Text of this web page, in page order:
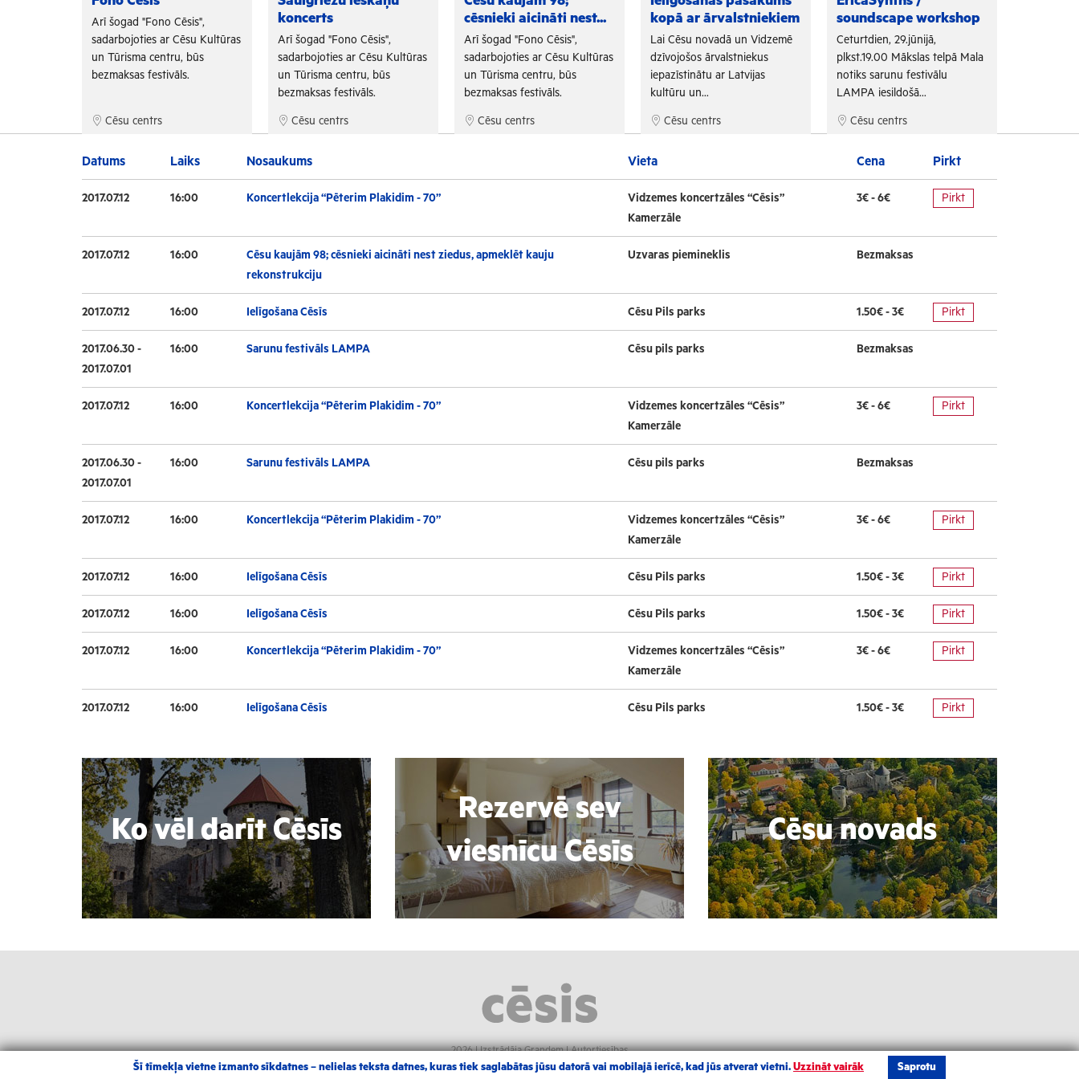
Arī šogad "Fono Cēsis",
sadarbojoties ar Cēsu Kultūras
un Tūrisma centru, būs
bezmaksas festivāls.
Cēsu centrs
koncerts
Arī šogad "Fono Cēsis",
sadarbojoties ar Cēsu Kultūras
un Tūrisma centru, būs
bezmaksas festivāls.
Cēsu centrs
cēsnieki aicināti nest...
Arī šogad "Fono Cēsis",
sadarbojoties ar Cēsu Kultūras
un Tūrisma centru, būs
bezmaksas festivāls.
Cēsu centrs
kopā ar ārvalstniekiem
Lai Cēsu novadā un Vidzemē
dzīvojošos ārvalstniekus
iepazīstinātu ar Latvijas
kultūru un...
Cēsu centrs
soundscape workshop
Ceturtdien, 29.jūnijā,
plkst.19.00 Mākslas telpā Mala
notiks sarunu festivālu
LAMPA iesildošā...
Cēsu centrs
Datums Laiks Nosaukums Vieta Cena Pirkt
2017.07.12 16:00 Koncertlekcija “Pēterim Plakidim - 70”
Vidzemes koncertzāles “Cēsis”
Kamerzāle
3€ - 6€ Pirkt
2017.07.12 16:00
Cēsu kaujām 98; cēsnieki aicināti nest ziedus, apmeklēt kauju
rekonstrukciju
Uzvaras piemineklis Bezmaksas
2017.07.12 16:00 Ielīgošana Cēsīs Cēsu Pils parks 1.50€ - 3€ Pirkt
2017.06.30 -
2017.07.01
16:00 Sarunu festivāls LAMPA Cēsu pils parks Bezmaksas
2017.07.12 16:00 Koncertlekcija “Pēterim Plakidim - 70”
Vidzemes koncertzāles “Cēsis”
Kamerzāle
3€ - 6€ Pirkt
2017.06.30 -
2017.07.01
16:00 Sarunu festivāls LAMPA Cēsu pils parks Bezmaksas
2017.07.12 16:00 Koncertlekcija “Pēterim Plakidim - 70”
Vidzemes koncertzāles “Cēsis”
Kamerzāle
3€ - 6€ Pirkt
2017.07.12 16:00 Ielīgošana Cēsīs Cēsu Pils parks 1.50€ - 3€ Pirkt
2017.07.12 16:00 Ielīgošana Cēsīs Cēsu Pils parks 1.50€ - 3€ Pirkt
2017.07.12 16:00 Koncertlekcija “Pēterim Plakidim - 70”
Vidzemes koncertzāles “Cēsis”
Kamerzāle
3€ - 6€ Pirkt
2017.07.12 16:00 Ielīgošana Cēsīs Cēsu Pils parks 1.50€ - 3€ Pirkt
Ko vēl darīt Cēsīs
Rezervē sev
viesnīcu Cēsīs
Cēsu novads
2026 |Izstrādāja Grandem|Autortiesības
Šī tīmekļa vietne izmanto sīkdatnes – nelielas teksta datnes, kuras tiek saglabātas jūsu datorā vai mobilajā ierīcē, kad jūs atverat vietni. Uzzināt vairāk Saprotu